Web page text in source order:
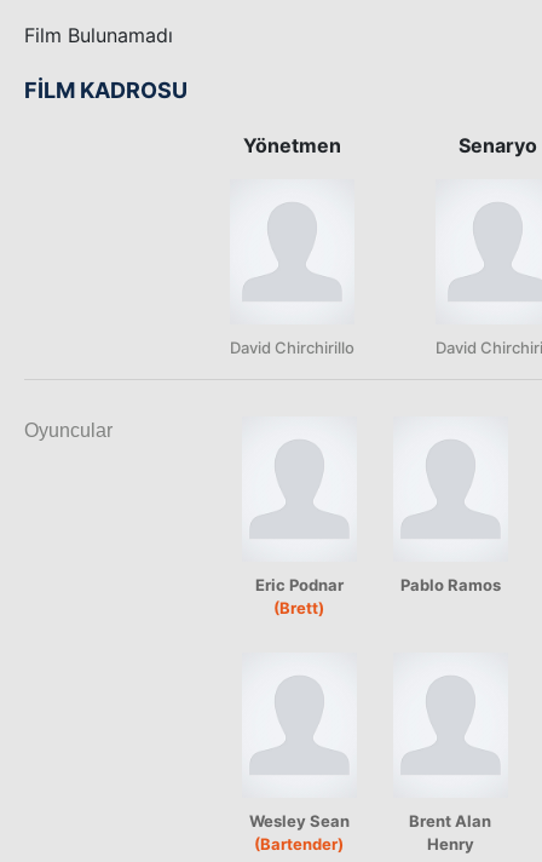
Film Bulunamadı
FİLM KADROSU
Yönetmen
David Chirchirillo
Senaryo
David
Oyuncular
Eric Podnar
(Brett)
Pablo Ramos
Wesley Sean
(Bartender)
Brent Alan
Henry